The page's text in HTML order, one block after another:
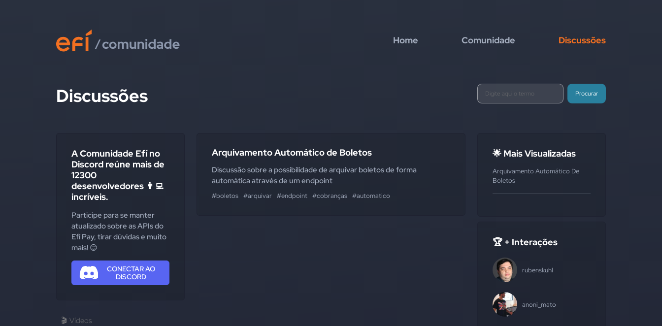
Home Comunidade Discussões
Discussões Procurar
A Comunidade Efí no
Discord reúne mais de
12300
desenvolvedores 👨‍💻
incríveis.
Participe para se manter
atualizado sobre as APIs do
Efí Pay, tirar dúvidas e muito
mais! 😊
CONECTAR AO
DISCORD
🎬 Vídeos
Arquivamento Automático de Boletos
Discussão sobre a possibilidade de arquivar boletos de forma
automática através de um endpoint
#boletos #arquivar #endpoint #cobranças #automatico
🌟 Mais Visualizadas
Arquivamento Automático De
Boletos
🏆 + Interações
rubenskuhl
anoni_mato